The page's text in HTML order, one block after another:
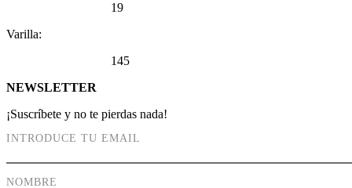
19
Varilla:
145
NEWSLETTER
¡Suscríbete y no te pierdas nada!